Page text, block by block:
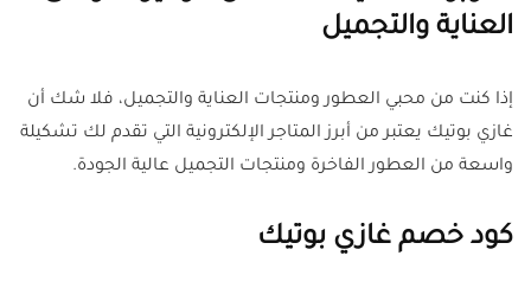
العناية والتجميل
إذا كنت من محبي العطور ومنتجات العناية والتجميل، فلا شك أن
غازي بوتيك يعتبر من أبرز المتاجر الإلكترونية التي تقدم لك تشكيلة
واسعة من العطور الفاخرة ومنتجات التجميل عالية الجودة.
كود خصم غازي بوتيك